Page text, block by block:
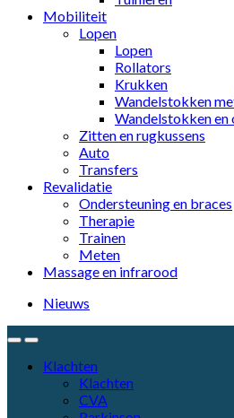
Mobiliteit
Lopen
Lopen
Rollators
Krukken
Wandelstokken
Wandelstokken
Zitten en rugkussens
Auto
Transfers
Revalidatie
Ondersteuning en braces
Therapie
Trainen
Meten
Massage en infrarood
Nieuws
Klachten
Klachten
CVA